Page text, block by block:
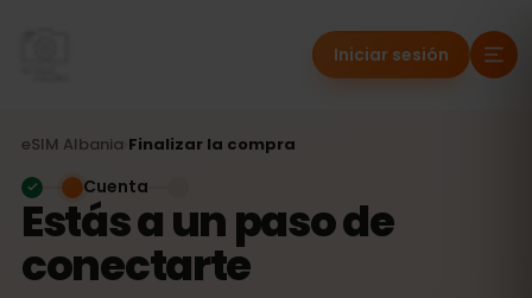
Iniciar sesión
eSIM Albania Finalizar la compra
Estás a un paso de
conectarte
Cuenta